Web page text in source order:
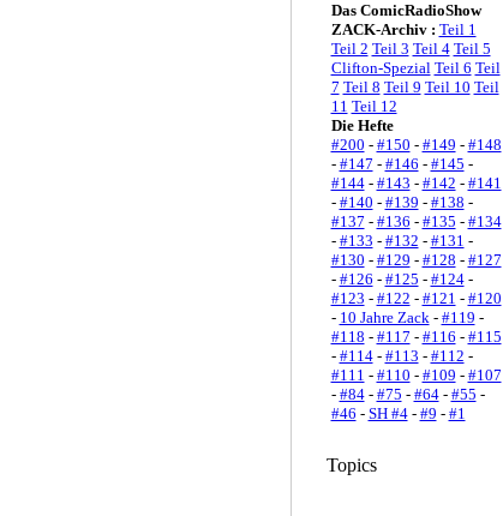
Das ComicRadioShow
ZACK-Archiv : Teil 1
Teil 2 Teil 3 Teil 4 Teil 5
Clifton-Spezial Teil 6 Teil
7 Teil 8 Teil 9 Teil 10 Teil
11 Teil 12
Die Hefte
#200 - #150 - #149 - #148
- #147 - #146 - #145 -
#144- #143 - #142 - #141
- #140 - #139 - #138 -
#137 - #136 - #135 - #134
- #133 - #132 - #131 -
#130 - #129 - #128 - #127
- #126 - #125 - #124-
#123 - #122 - #121 - #120
- 10 Jahre Zack- #119 -
#118 - #117 - #116 - #115
- #114- #113 - #112 -
#111 - #110 - #109 - #107
- #84- #75 - #64- #55 -
#46 - SH #4- #9 - #1
Topics